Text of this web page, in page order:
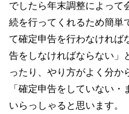
でしたら年末調整によって
続を行ってくれるため簡単
て確定申告を行わなければ
告をしなければならない」
ったり、やり方がよく分か
「確定申告をしていない
いらっしゃると思います。